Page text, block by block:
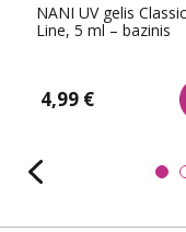
NANI UV gelis Classic
Line, 5 ml – bazinis
4,99 €